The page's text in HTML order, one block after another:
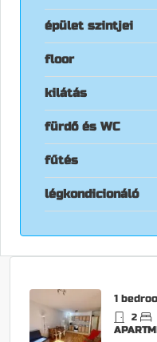
épület szintjei
floor
kilátás
fürdő és WC
fűtés
légkondicionáló
1
2